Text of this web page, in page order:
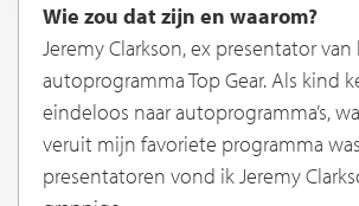
Wie zou dat zijn en waarom?
Jeremy Clarkson, ex presentator van
autoprogramma Top Gear. Als kind
eindeloos naar autoprogramma’s,
veruit mijn favoriete programma
presentatoren vond ik Jeremy